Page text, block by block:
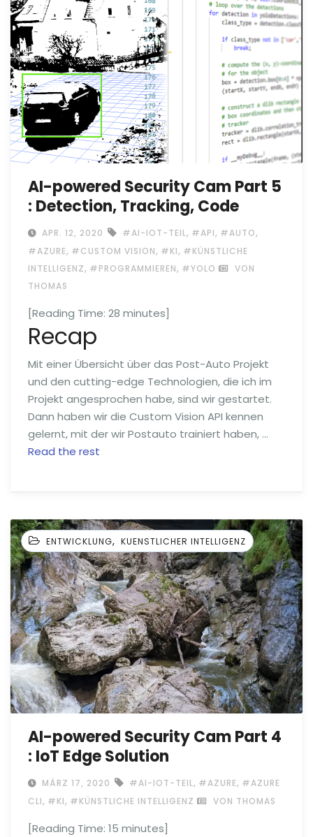
AI-powered Security Cam Part 5
: Detection, Tracking, Code
APR. 12, 2020 #AI-IOT-TEIL, #API, #AUTO,
#AZURE, #CUSTOM VISION, #KI, #KÜNSTLICHE
INTELLIGENZ, #PROGRAMMIEREN, #YOLO
VON
THOMAS
[Reading Time: 28 minutes]
Recap
Mit einer Übersicht über das Post-Auto Projekt
und den cutting-edge Technologien, die ich im
Projekt angesprochen habe, sind wir gestartet.
Dann haben wir die Custom Vision API kennen
gelernt, mit der wir Postauto trainiert haben, …
Read the rest
ENTWICKLUNG, KUENSTLICHER INTELLIGENZ
AI-powered Security Cam Part 4
: IoT Edge Solution
MÄRZ 17, 2020 #AI-IOT-TEIL, #AZURE, #AZURE
CLI, #KI, #KÜNSTLICHE INTELLIGENZ VON THOMAS
[Reading Time: 15 minutes]